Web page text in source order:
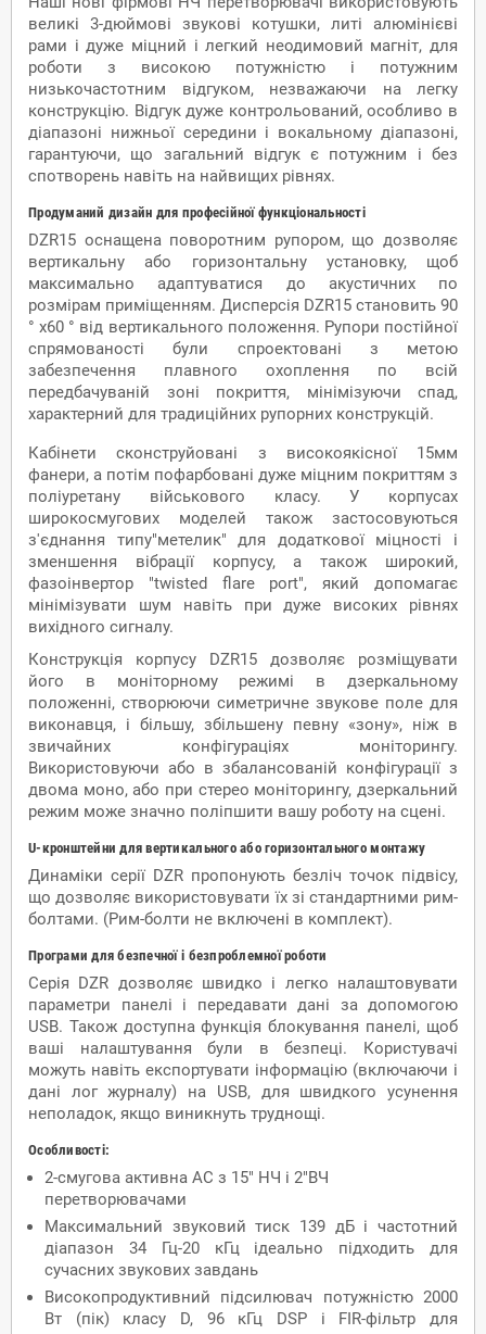
великі 3-дюймові звукові котушки, литі алюмінієві
рами і дуже міцний і легкий неодимовий магніт, для
роботи з високою потужністю і потужним
низькочастотним відгуком, незважаючи на легку
конструкцію. Відгук дуже контрольований, особливо в
діапазоні нижньої середини і вокальному діапазоні,
гарантуючи, що загальний відгук є потужним і без
спотворень навіть на найвищих рівнях.
Продуманий дизайн для професійної функціональності
DZR15 оснащена поворотним рупором, що дозволяє
вертикальну або горизонтальну установку, щоб
максимально адаптуватися до акустичних по
розмірам приміщенням. Дисперсія DZR15 становить 90
° x60 ° від вертикального положення. Рупори постійної
спрямованості були спроектовані з метою
забезпечення плавного охоплення по всій
передбачуваній зоні покриття, мінімізуючи спад,
характерний для традиційних рупорних конструкцій.
Кабінети сконструйовані з високоякісної 15мм
фанери, а потім пофарбовані дуже міцним покриттям з
поліуретану військового класу. У корпусах
широкосмугових моделей також застосовуються
з'єднання типу"метелик" для додаткової міцності і
зменшення вібрації корпусу, а також широкий,
фазоінвертор "twisted flare port", який допомагає
мінімізувати шум навіть при дуже високих рівнях
вихідного сигналу.
Конструкція корпусу DZR15 дозволяє розміщувати
його в моніторному режимі в дзеркальному
положенні, створюючи симетричне звукове поле для
виконавця, і більшу, збільшену певну «зону», ніж в
звичайних конфігураціях моніторингу.
Використовуючи або в збалансованій конфігурації з
двома моно, або при стерео моніторингу, дзеркальний
режим може значно поліпшити вашу роботу на сцені.
U-кронштейни для вертикального або горизонтального монтажу
Динаміки серії DZR пропонують безліч точок підвісу,
що дозволяє використовувати їх зі стандартними рим-
болтами. (Рим-болти не включені в комплект).
Програми для безпечної і безпроблемної роботи
Серія DZR дозволяє швидко і легко налаштовувати
параметри панелі і передавати дані за допомогою
USB. Також доступна функція блокування панелі, щоб
ваші налаштування були в безпеці. Користувачі
можуть навіть експортувати інформацію (включаючи і
дані лог журналу) на USB, для швидкого усунення
неполадок, якщо виникнуть труднощі.
Особливості:
2-смугова активна АС з 15" НЧ і 2"ВЧ
перетворювачами
Максимальний звуковий тиск 139 дБ і частотний
діапазон 34 Гц-20 кГц ідеально підходить для
сучасних звукових завдань
Високопродуктивний підсилювач потужністю 2000
Вт (пік) класу D, 96 кГц DSP і FIR-фільтр для